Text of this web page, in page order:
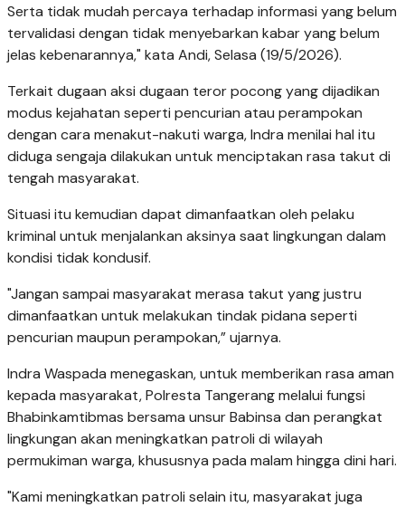
Serta tidak mudah percaya terhadap informasi yang belum
tervalidasi dengan tidak menyebarkan kabar yang belum
jelas kebenarannya," kata Andi, Selasa (19/5/2026).
Terkait dugaan aksi dugaan teror pocong yang dijadikan
modus kejahatan seperti pencurian atau perampokan
dengan cara menakut-nakuti warga, Indra menilai hal itu
diduga sengaja dilakukan untuk menciptakan rasa takut di
tengah masyarakat.
Situasi itu kemudian dapat dimanfaatkan oleh pelaku
kriminal untuk menjalankan aksinya saat lingkungan dalam
kondisi tidak kondusif.
"Jangan sampai masyarakat merasa takut yang justru
dimanfaatkan untuk melakukan tindak pidana seperti
pencurian maupun perampokan,” ujarnya.
Indra Waspada menegaskan, untuk memberikan rasa aman
kepada masyarakat, Polresta Tangerang melalui fungsi
Bhabinkamtibmas bersama unsur Babinsa dan perangkat
lingkungan akan meningkatkan patroli di wilayah
permukiman warga, khususnya pada malam hingga dini hari.
"Kami meningkatkan patroli selain itu, masyarakat juga